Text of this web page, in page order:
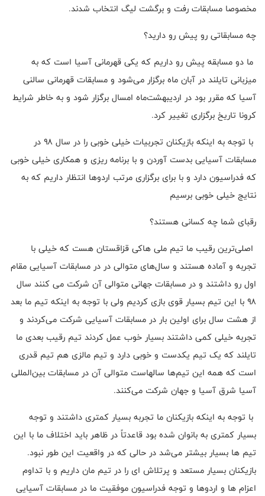
مخصوصا مسابقات رفت و برگشت لیگ انتخاب شدند.
چه مسابقاتی رو پیش رو دارید؟
ما دو مسابقه پیش رو داریم که یکی قهرمانی آسیا است که به
میزبانی تایلند در آبان ماه برگزار می‌شود و مسابقات قهرمانی سالنی
آسیا که مقرر بود در اردیبهشت‌ماه امسال برگزار شود و به خاطر شرایط
کرونا تاریخ برگزاری تغییر کرد.
با توجه به اینکه بازیکنان تجربیات خیلی خوبی را در سال ۹۸ در
مسابقات آسیایی بدست آوردن و با برنامه ریزی و همکاری خیلی خوبی
که فدراسیون دارد و با برای برگزاری مرتب اردوها انتظار داریم که به
نتایج خیلی خوبی برسیم
رقبای شما چه کسانی هستند؟
اصلی‌ترین رقیب ما تیم ملی هاکی قزاقستان هست که خیلی با
تجربه و آماده هستند و سال‌های متوالی در در مسابقات آسیایی مقام
اول رو داشتند و در مسابقات جهانی متوالی آن شرکت می کنند سال
۹۸ با این تیم بسیار قوی بازی کردیم ولی با توجه به اینکه تیم ما بعد
از هشت سال برای اولین بار در مسابقات آسیایی شرکت می‌کردند و
تجربه خیلی کمی داشتند بسیار خوب عمل کردند تیم رقیب بعدی ما
تایلند که یک تیم یکدست و خوبی دارد و تیم مالزی هم تیم قدری
است که همه این تیم‌ها سالهاست متوالی آن در مسابقات بین‌المللی
آسیا شرق آسیا و جهان شرکت می‌کنند.
با توجه به اینکه بازیکنان ما تجربه بسیار کمتری داشتند و توجه
بسیار کمتری به بانوان شده بود قاعدتاً در ظاهر باید اختلاف ما با این
تیم ها بسیار بیشتر می‌شد در حالی که در واقعیت این طور نبود.
بازیکنان بسیار مستعد و پرتلاش ای را در تیم مان داریم و با تداوم
اعزام ها و اردوها و توجه فدراسیون موفقیت ما در مسابقات آسیایی